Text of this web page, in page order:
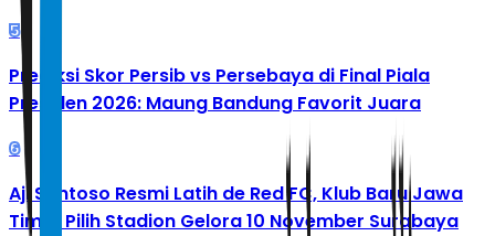
5
Prediksi Skor Persib vs Persebaya di Final Piala
Presiden 2026: Maung Bandung Favorit Juara
6
Aji Santoso Resmi Latih de Red FC, Klub Baru Jawa
Timur Pilih Stadion Gelora 10 November Surabaya